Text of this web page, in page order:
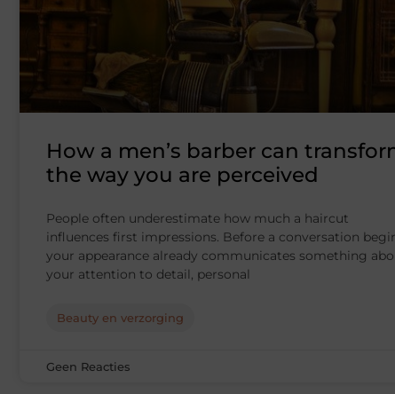
How a men’s barber can
the way you are perceived
People often underestimate how much a haircut
influences first impressions. Before a conversation
your appearance already communicates something
your attention to detail, personal
Beauty en verzorging
Geen Reacties